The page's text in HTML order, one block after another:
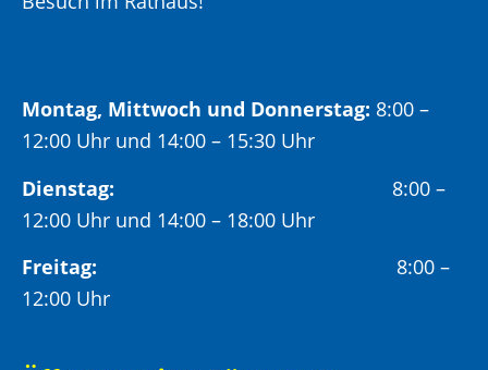
Montag, Mittwoch und Donnerstag: 8:00 –
12:00 Uhr und 14:00 – 15:30 Uhr
Dienstag: 8:00 –
12:00 Uhr und 14:00 – 18:00 Uhr
Freitag:
8:00 –
12:00 Uhr